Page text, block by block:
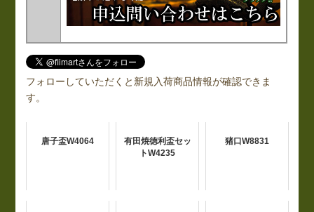
フォローしていただくと新規入荷商品情報が確認できま
す。
唐子盃W4064
有田焼徳利盃セッ
トW4235
猪口W8831